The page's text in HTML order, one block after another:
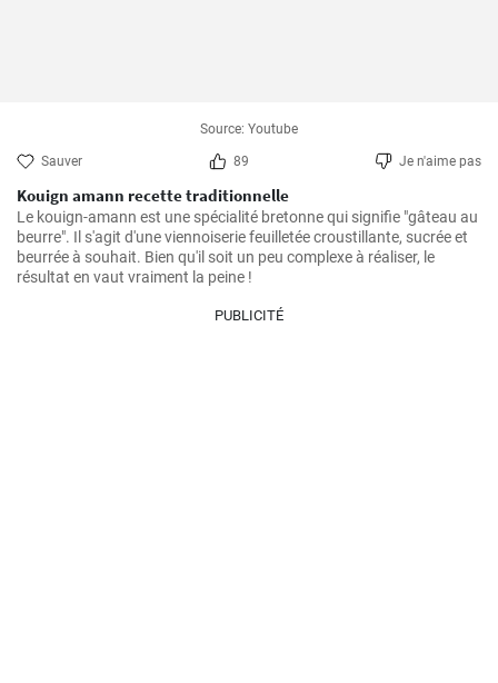
Source: Youtube
Sauver 89 Je n'aime pas
Kouign amann recette traditionnelle
Le kouign-amann est une spécialité bretonne qui signifie "gâteau au
beurre". Il s'agit d'une viennoiserie feuilletée croustillante, sucrée et
beurrée à souhait. Bien qu'il soit un peu complexe à réaliser, le
résultat en vaut vraiment la peine !
PUBLICITÉ